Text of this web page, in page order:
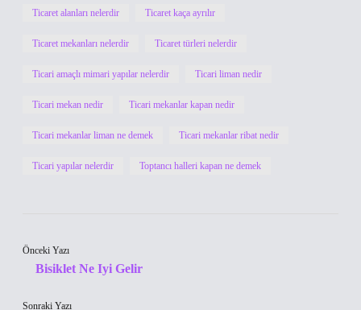
Ticaret alanları nelerdir Ticaret kaça ayrılır
Ticaret mekanları nelerdir Ticaret türleri nelerdir
Ticari amaçlı mimari yapılar nelerdir Ticari liman nedir
Ticari mekan nedir Ticari mekanlar kapan nedir
Ticari mekanlar liman ne demek Ticari mekanlar ribat nedir
Ticari yapılar nelerdir Toptancı halleri kapan ne demek
Önceki Yazı
Bisiklet Ne Iyi Gelir
Sonraki Yazı